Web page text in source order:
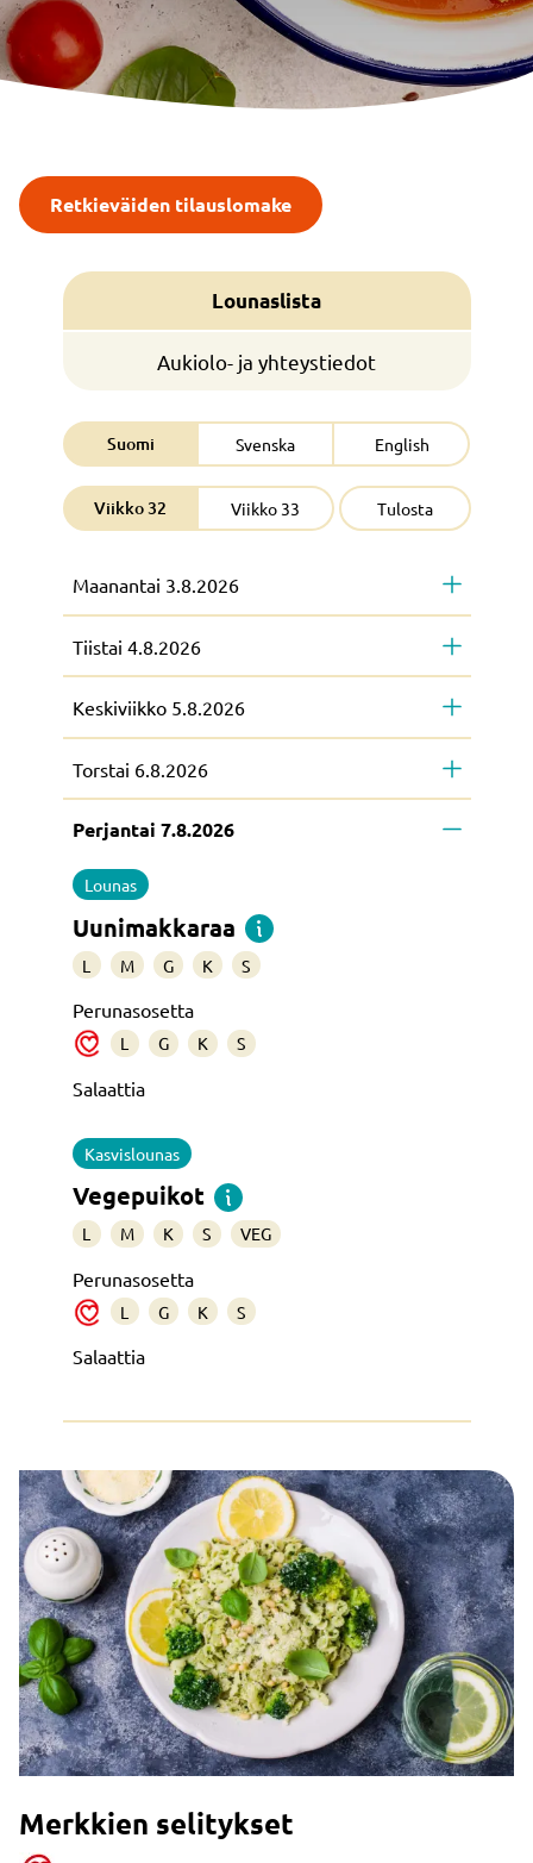
Retkieväiden tilauslomake
Lounaslista
Aukiolo- ja yhteystiedot
Viikko 32 Viikko 33
Suomi Svenska English
Tulosta
Maanantai 3.8.2026
Tiistai 4.8.2026
Keskiviikko 5.8.2026
Torstai 6.8.2026
Perjantai 7.8.2026
Lounas
Uunimakkaraa
L M G K S
Perunasosetta
L G K S
Salaattia
Kasvislounas
Vegepuikot
L M K S VEG
Perunasosetta
L G K S
Salaattia
Merkkien selitykset